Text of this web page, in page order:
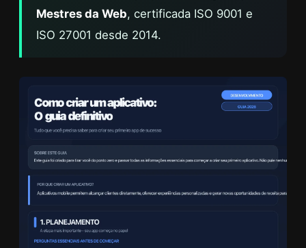
Mestres da Web, certificada ISO 9001 e
ISO 27001 desde 2014.